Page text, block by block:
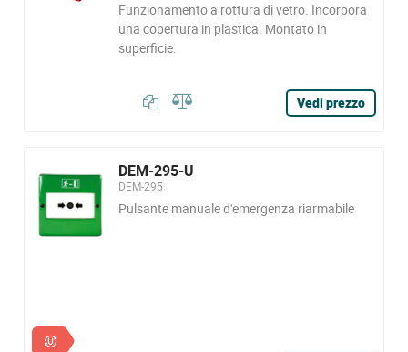
Funzionamento a rottura di vetro. Incorpora
una copertura in plastica. Montato in
superficie.
Vedi prezzo
DEM-295-U
DEM-295
Pulsante manuale d'emergenza riarmabile